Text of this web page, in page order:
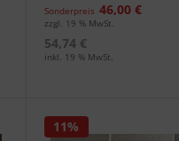
Sonderpreis 46,00 €
zzgl. 19 % MwSt.
54,74 €
inkl. 19 % MwSt.
11%